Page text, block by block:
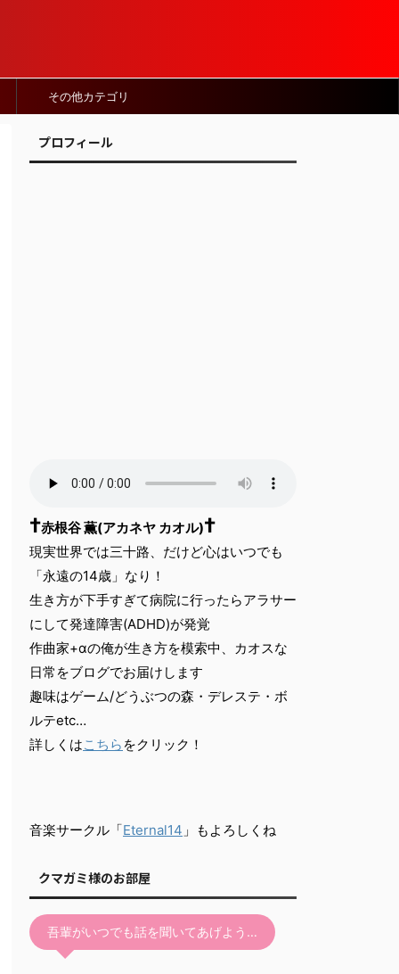
その他カテゴリ
プロフィール
†赤根谷 薫(アカネヤ カオル)†
現実世界では三十路、だけど心はいつでも
「永遠の14歳」なり！
生き方が下手すぎて病院に行ったらアラサー
にして発達障害(ADHD)が発覚
作曲家+αの俺が生き方を模索中、カオスな
日常をブログでお届けします
趣味はゲーム/どうぶつの森・デレステ・ボ
ルテetc…
詳しくはこちら をクリック！
音楽サークル「Eternal14 」もよろしくね
クマガミ様のお部屋
吾輩がいつでも話を聞いてあげよう…